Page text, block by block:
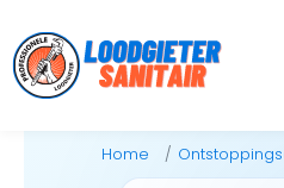
to
content
Home